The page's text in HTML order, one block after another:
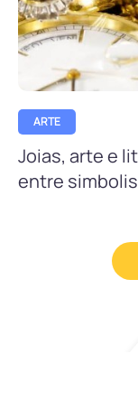
ARTE
Joias, arte e
entre